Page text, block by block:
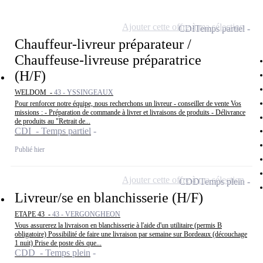
Chauffeur-livreur préparateur /
Chauffeuse-livreuse préparatrice
(H/F)
WELDOM - 43 - YSSINGEAUX
Pour renforcer notre équipe, nous recherchons un livreur - conseiller de vente Vos
missions : - Préparation de commande à livrer et livraisons de produits - Délivrance
de produits au "Retrait de...
CDI - Temps partiel
Publié hier
CDITemps partiel
Ajouter cette offre à ma sélection
Livreur/se en blanchisserie (H/F)
ETAPE 43 - 43 - VERGONGHEON
Vous assurerez la livraison en blanchisserie à l'aide d'un utilitaire (permis B
obligatoire) Possibilité de faire une livraison par semaine sur Bordeaux (découchage
1 nuit) Prise de poste dès que...
CDD - Temps plein
CDDTemps plein
Ajouter cette offre à ma sélection